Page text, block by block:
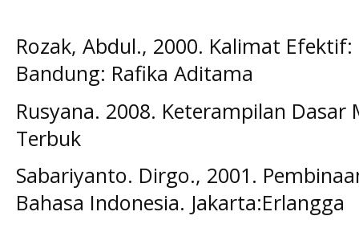
Rozak, Abdul., 2000. Kalimat
Bandung: Rafika Aditama
Rusyana. 2008. Keterampilan Dasar
Terbuk
Sabariyanto. Dirgo., 2001.
Bahasa Indonesia. Jakarta:Erlangga